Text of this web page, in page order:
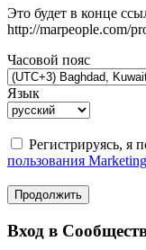
Это будет в конце
http://marpeople.com/
Часовой пояс
Язык
Регистрируясь, я
пользования
Продолжить
Вход в